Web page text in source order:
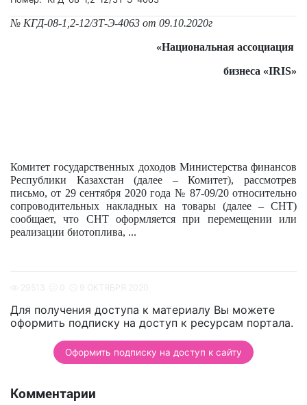
№ КГД-08-1,2-12/ЗТ-Э-4063 от 09.10.2020г
«Национальная ассоциация
бизнеса «IRIS»
Комитет государственных доходов Министерства финансов
Республики Казахстан (далее – Комитет), рассмотрев
письмо, от 29 сентября 2020 года № 87-09/20 относительно
сопроводительных накладных на товары (далее – СНТ)
сообщает, что СНТ оформляется при перемещении или
реализации биотоплива, ...
Для получения доступа к материалу Вы можете
оформить подписку на доступ к ресурсам портала.
Оформить подписку на доступ к сайту
Комментарии